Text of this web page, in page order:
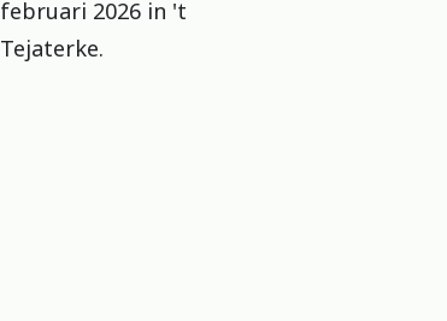
februari 2026 in 't
Tejaterke.